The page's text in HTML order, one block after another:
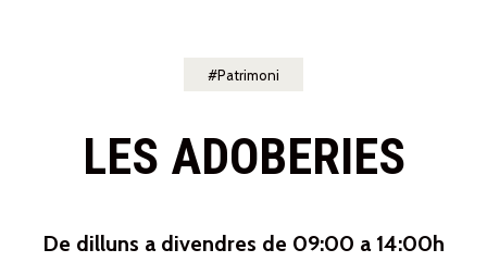
Patrimoni
LES ADOBERIES
De dilluns a divendres de 09:00 a 14:00h